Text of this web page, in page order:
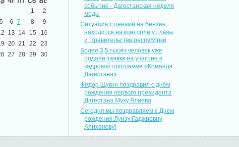
1
2
5 6 7 8
9
13 14 15
16
20 21 22
23
27 28 29
30
событие - Дагестанская неделя
моды
Ситуация с ценами на бензин
находится на контроле у Главы
и Правительства республики
Более 3,5 тысяч человек уже
подали заявки на участие в
кадровой программе «Команда
Дагестана»
Фёдор Щукин поздравил с днём
рождения первого президента
Дагестана Муху Алиева
Сегодня мы поздравляем с Днем
рождения Луизу Гаджиевну
Алиханову!